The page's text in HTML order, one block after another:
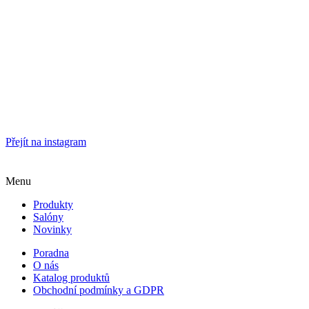
Přejít na instagram
Menu
Produkty
Salóny
Novinky
Poradna
O nás
Katalog produktů
Obchodní podmínky a GDPR